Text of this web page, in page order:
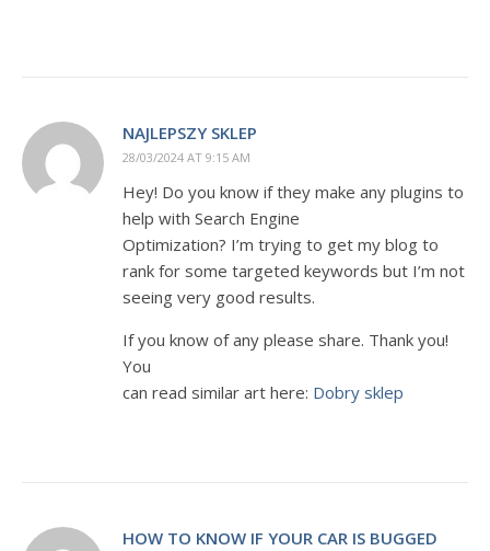
NAJLEPSZY SKLEP
28/03/2024 AT 9:15 AM
Hey! Do you know if they make any plugins to
help with Search Engine
Optimization? I’m trying to get my blog to
rank for some targeted keywords but I’m not
seeing very good results.
If you know of any please share. Thank you!
You
can read similar art here: Dobry sklep
HOW TO KNOW IF YOUR CAR IS BUGGED